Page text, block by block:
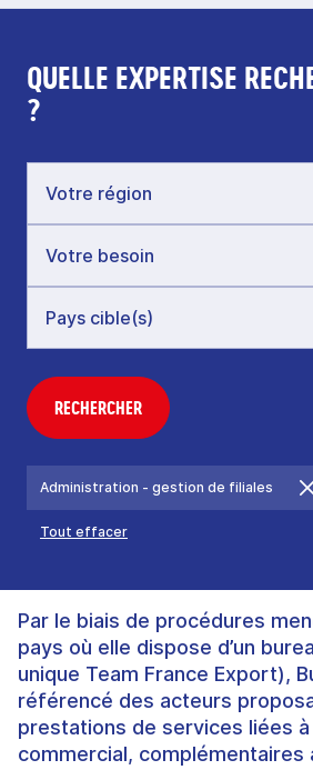
QUELLE EXPERTISE
?
RECHERCHER
Administration - gestion de filiales
Tout effacer
Par le biais de procédures
pays où elle dispose d’un
unique Team France Export),
référencé des acteurs
prestations de services liées à
commercial, complémentaires